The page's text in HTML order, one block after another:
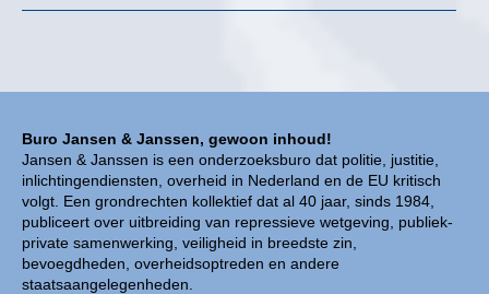
Buro Jansen & Janssen, gewoon inhoud!
Jansen & Janssen is een onderzoeksburo dat politie, justitie,
inlichtingendiensten, overheid in Nederland en de EU kritisch
volgt. Een grondrechten kollektief dat al 40 jaar, sinds 1984,
publiceert over uitbreiding van repressieve wetgeving, publiek-
private samenwerking, veiligheid in breedste zin,
bevoegdheden, overheidsoptreden en andere
staatsaangelegenheden.